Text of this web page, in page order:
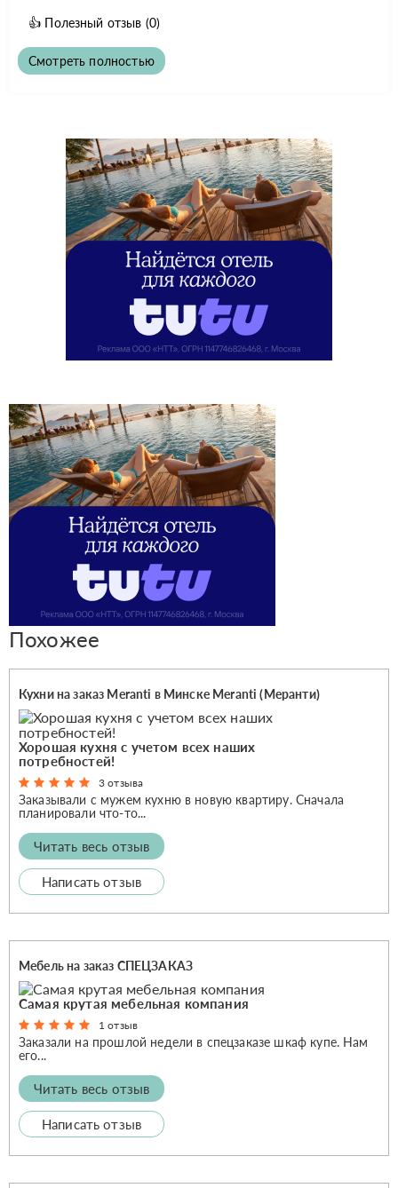
👍 Полезный отзыв (0)
Смотреть полностью
Похожее
Кухни на заказ Meranti в Минске Meranti (Меранти)
Хорошая кухня с учетом всех наших
потребностей!
3 отзыва
Заказывали с мужем кухню в новую квартиру. Сначала
планировали что-то...
Читать весь отзыв
Написать отзыв
Мебель на заказ СПЕЦЗАКАЗ
Самая крутая мебельная компания
1 отзыв
Заказали на прошлой недели в спецзаказе шкаф купе. Нам
его...
Читать весь отзыв
Написать отзыв